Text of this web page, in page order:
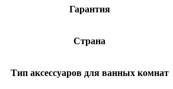
Гарантия
Страна
Тип аксессуаров для ванных комнат